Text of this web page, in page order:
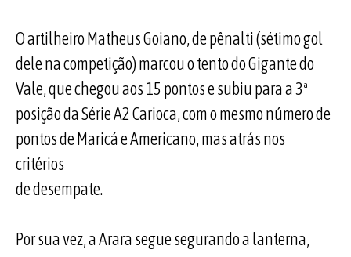
O artilheiro Matheus Goiano, de pênalti (sétimo gol
dele na competição) marcou o tento do Gigante do
Vale, que chegou aos 15 pontos e subiu para a 3ª
posição da Série A2 Carioca, com o mesmo número de
pontos de Maricá e Americano, mas atrás nos
critérios
de desempate.
Por sua vez, a Arara segue segurando a lanterna,